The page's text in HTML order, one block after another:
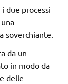
due processi
soverchiante.
da un
in modo da
delle